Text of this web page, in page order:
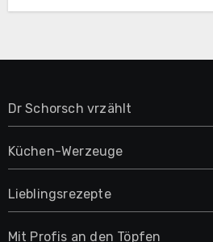
Dr Schorsch vrzählt
Küchen-Werzeuge
Lieblingsrezepte
Mit Profis an den Töpfen